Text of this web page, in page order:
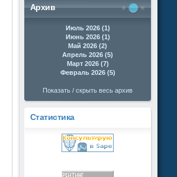
Архив
Июль 2026 (1)
Июнь 2026 (1)
Май 2026 (2)
Апрель 2026 (5)
Март 2026 (7)
Февраль 2026 (5)
Показать / скрыть весь архив
Статистика